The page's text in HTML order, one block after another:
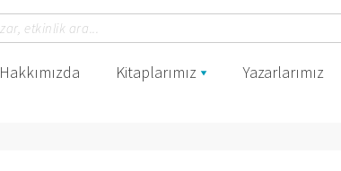
Hakkımızda Kitaplarımız Yazarlarımız